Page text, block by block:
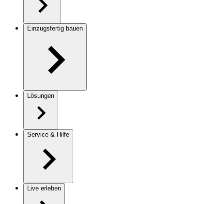
Einzugsfertig bauen
Lösungen
Service & Hilfe
Live erleben